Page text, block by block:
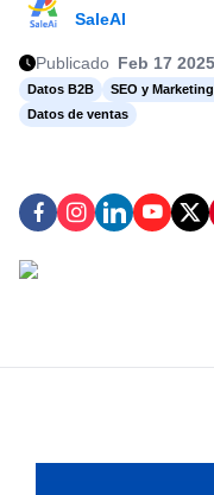
SaleAI
Publicado Feb 17 2025
Datos B2B
SEO y
Datos de ventas